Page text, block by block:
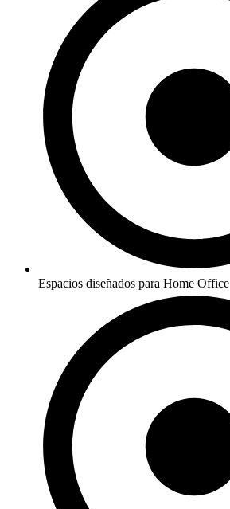
Espacios diseñados para Home Office